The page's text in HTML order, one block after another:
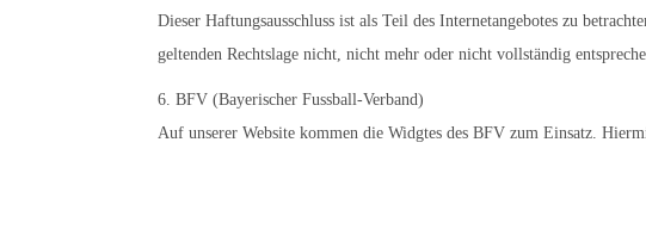
Dieser Haftungsausschluss ist als Teil des Internetangebotes zu
geltenden Rechtslage nicht, nicht mehr oder nicht vollständig
6. BFV (Bayerischer Fussball-Verband)
Auf unserer Website kommen die Widgtes des BFV zum Einsatz.